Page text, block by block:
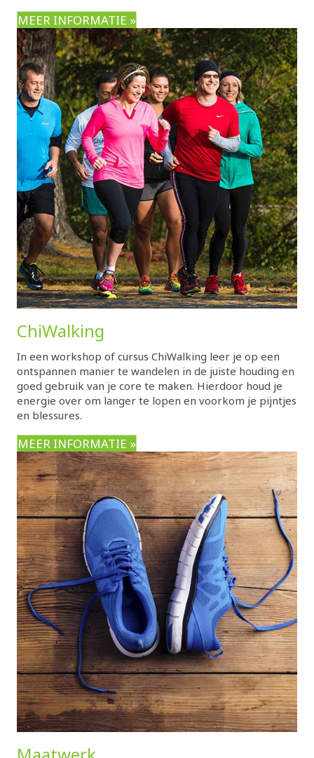
MEER INFORMATIE »
ChiWalking
In een workshop of cursus ChiWalking leer je op een
ontspannen manier te wandelen in de juiste houding en
goed gebruik van je core te maken. Hierdoor houd je
energie over om langer te lopen en voorkom je pijntjes
en blessures.
MEER INFORMATIE »